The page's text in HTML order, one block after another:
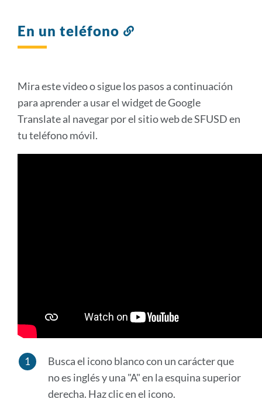
En un teléfono
Mira este video o sigue los pasos a continuación
para aprender a usar el widget de Google
Translate al navegar por el sitio web de SFUSD en
tu teléfono móvil.
Busca el icono blanco con un carácter que
no es inglés y una "A" en la esquina superior
derecha. Haz clic en el icono.